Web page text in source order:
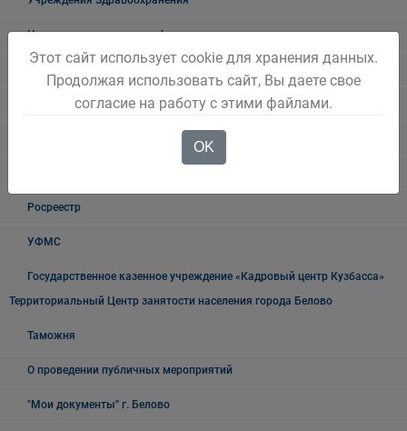
Налоговая инспекция информирует
Прокуратура информирует
Росреестр
УФМС
Государственное казенное учреждение «Кадровый центр Кузбасса»
Территориальный Центр занятости населения города Белово
Таможня
О проведении публичных мероприятий
"Мои документы" г. Белово
Этот сайт использует cookie для хранения данных.
Продолжая использовать сайт, Вы даете свое
согласие на работу с этими файлами.
OK